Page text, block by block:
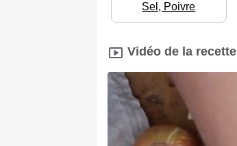
Sel, Poivre
Vidéo de la recette